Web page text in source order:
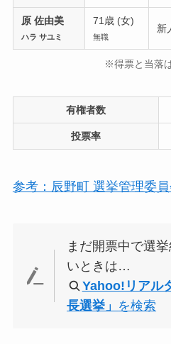
原 佐由美
ハラ サユミ
71歳 (女)
無職
新
※得票と当落
有権者数
投票率
参考：辰野町 選挙管理委
まだ開票中で選
いときは…
Yahoo!リアル
長選挙」 を検索